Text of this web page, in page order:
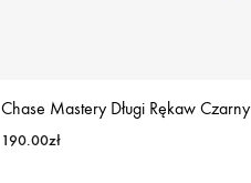
Chase Mastery Długi Rękaw Czarny
190.00zł